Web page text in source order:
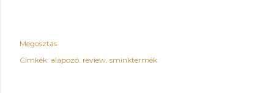
Megosztás
Címkék: alapozó review sminktermék